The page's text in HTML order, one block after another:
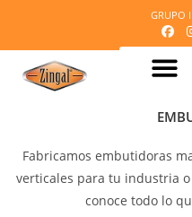
GRUPO
Fabricamos embutidoras
verticales para tu industria
conoce todo lo